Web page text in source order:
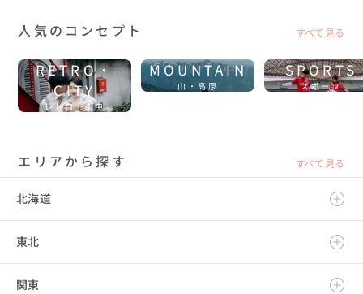
人気のコンセプト すべて見る
RETRO・
CITY
レトロ・街中
MOUNTAIN
山・高原
SPORTS
スポーツ
エリアから探す すべて見る
北海道
北海道
東北
青森県
関東